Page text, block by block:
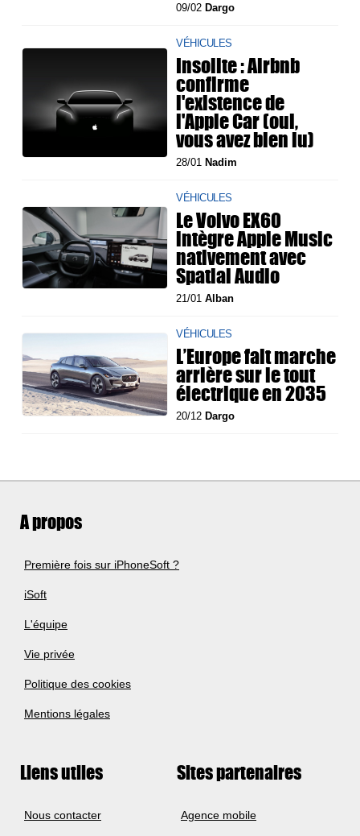
09/02Dargo
VÉHICULES
Insolite : Airbnb
confirme
l'existence de
l'Apple Car (oui,
vous avez bien lu)
28/01Nadim
VÉHICULES
Le Volvo EX60
intègre Apple Music
nativement avec
Spatial Audio
21/01Alban
VÉHICULES
L’Europe fait marche
arrière sur le tout
électrique en 2035
20/12Dargo
A propos
Première fois sur iPhoneSoft ?
iSoft
L'équipe
Vie privée
Politique des cookies
Mentions légales
Liens utiles
Nous contacter
Sites partenaires
Agence mobile